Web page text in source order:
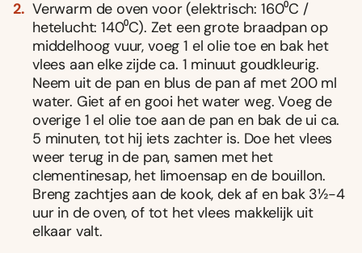
Verwarm de oven voor (elektrisch: 160⁰C /
hetelucht: 140⁰C). Zet een grote braadpan op
middelhoog vuur, voeg 1 el olie toe en bak het
vlees aan elke zijde ca. 1 minuut goudkleurig.
Neem uit de pan en blus de pan af met 200 ml
water. Giet af en gooi het water weg. Voeg de
overige 1 el olie toe aan de pan en bak de ui ca.
5 minuten, tot hij iets zachter is. Doe het vlees
weer terug in de pan, samen met het
clementinesap, het limoensap en de bouillon.
Breng zachtjes aan de kook, dek af en bak 3½-4
uur in de oven, of tot het vlees makkelijk uit
elkaar valt.